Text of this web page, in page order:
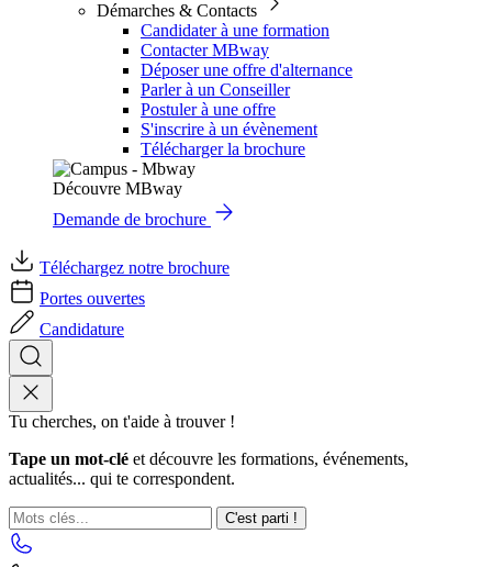
Démarches & Contacts
Candidater à une formation
Contacter MBway
Déposer une offre d'alternance
Parler à un Conseiller
Postuler à une offre
S'inscrire à un évènement
Télécharger la brochure
Découvre MBway
Demande de brochure
Téléchargez notre brochure
Portes ouvertes
Candidature
Tu cherches, on t'aide à trouver !
Tape un mot-clé et découvre les formations, événements,
actualités... qui te correspondent.
C'est parti !